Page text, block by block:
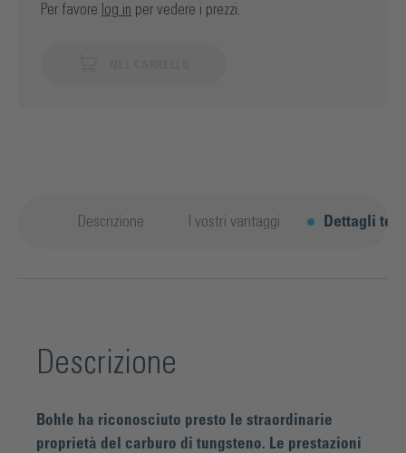
Per favore log in per vedere i prezzi.
Descrizione I vostri vantaggi Dettagli
Descrizione
Bohle ha riconosciuto presto le straordinarie
proprietà del carburo di tungsteno. Le prestazioni